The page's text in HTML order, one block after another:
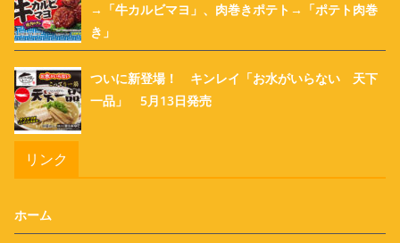
→「牛カルビマヨ」、肉巻きポテト→「ポテト肉巻
き」
ついに新登場！ キンレイ「お水がいらない 天下
一品」 5月13日発売
リンク
ホーム